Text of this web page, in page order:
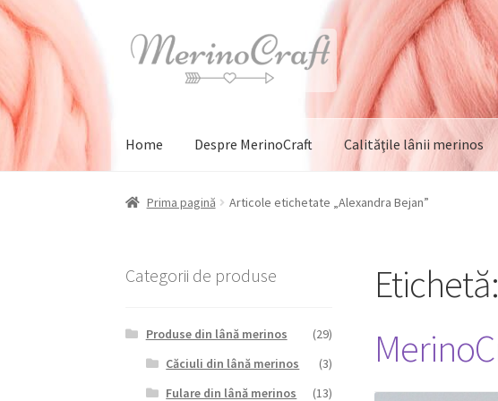
Sari
la
Sari
la
Home Despre MerinoCraft Calităţile lânii merinos
Prima pagină Articole etichetate „Alexandra Bejan”
Etichetă:
Categorii de produse
Produse din lână merinos
(29)
Căciuli din lână merinos
(3)
Fulare din lână merinos
(13)